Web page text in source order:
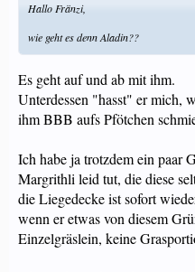
Hallo Fränzi,
wie geht es denn Aladin??
Es geht auf und ab mit ihm.
Unterdessen "hasst" er mich,
ihm BBB aufs Pfötchen
Ich habe ja trotzdem ein paar
Margrithli leid tut, die diese
die Liegedecke ist sofort
wenn er etwas von diesem
Einzelgräslein, keine